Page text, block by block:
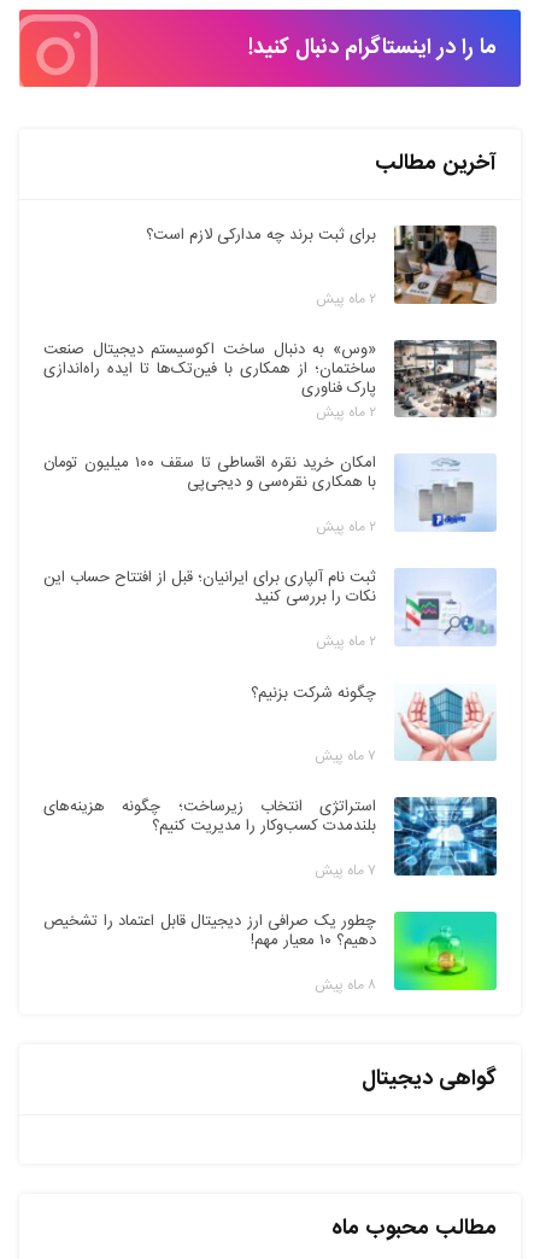
ما را در اینستاگرام دنبال کنید!
آخرین مطالب
برای ثبت برند چه مدارکی لازم است؟
۲ ماه پیش
«وس» به دنبال ساخت اکوسیستم دیجیتال صنعت
ساختمان؛ از همکاری با فین‌تک‌ها تا ایده راه‌اندازی
پارک فناوری
۲ ماه پیش
امکان خرید نقره اقساطی تا سقف ۱۰۰ میلیون تومان
با همکاری نقره‌سی و دیجی‌پی
۲ ماه پیش
ثبت نام آلپاری برای ایرانیان؛ قبل از افتتاح حساب این
نکات را بررسی کنید
۲ ماه پیش
چگونه شرکت بزنیم؟
۷ ماه پیش
استراتژی انتخاب زیرساخت؛ چگونه هزینه‌های
بلندمدت کسب‌وکار را مدیریت کنیم؟
۷ ماه پیش
چطور یک صرافی ارز دیجیتال قابل اعتماد را تشخیص
دهیم؟ ۱۰ معیار مهم!
۸ ماه پیش
گواهی دیجیتال
مطالب محبوب ماه